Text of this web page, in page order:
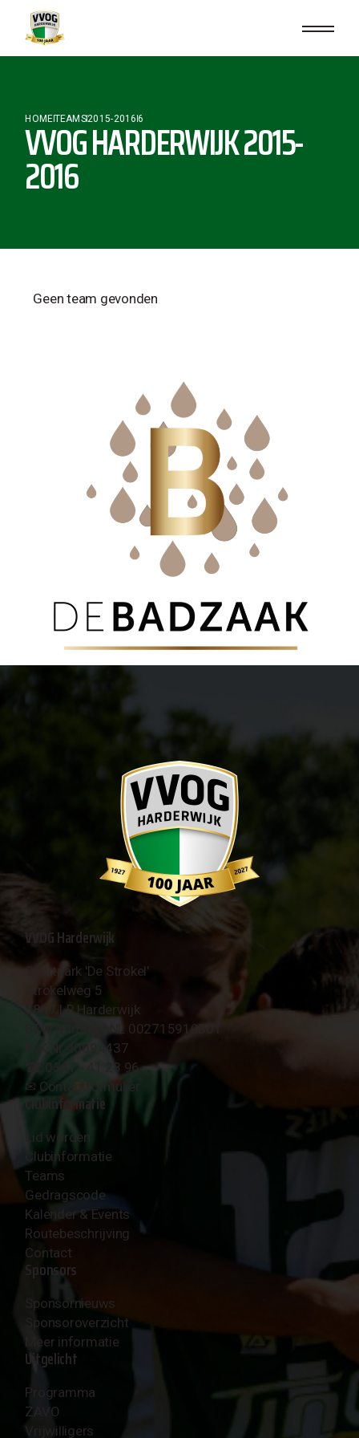
HOMETEAMS2015-2016 6
VVOG HARDERWIJK 2015-
2016
Geen team gevonden
VVOG Harderwijk
Sportpark 'De Strokel'
Strokelweg 5
3847 LR Harderwijk
BTW Nummer NL 002715910B01
KvK Nr 40094437
☎︎ 0341 - 41 28 96
✉︎ Contactformulier
Clubinformatie
Lid worden
Clubinformatie
Teams
Gedragscode
Kalender & Events
Routebeschrijving
Contact
Sponsors
Sponsornieuws
Sponsoroverzicht
Meer informatie
Uitgelicht
Programma
ZAVO
Vrijwilligers